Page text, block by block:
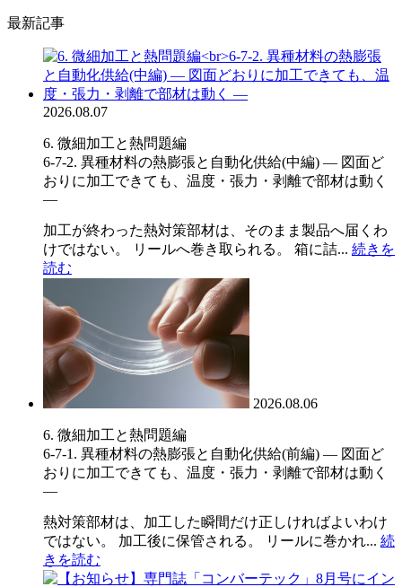
最新記事
2026.08.07
6. 微細加工と熱問題編
6-7-2. 異種材料の熱膨張と自動化供給(中編) ― 図面ど
おりに加工できても、温度・張力・剥離で部材は動く
―
加工が終わった熱対策部材は、そのまま製品へ届くわ
けではない。 リールへ巻き取られる。 箱に詰... 続きを
読む
2026.08.06
6. 微細加工と熱問題編
6-7-1. 異種材料の熱膨張と自動化供給(前編) ― 図面ど
おりに加工できても、温度・張力・剥離で部材は動く
―
熱対策部材は、加工した瞬間だけ正しければよいわけ
ではない。 加工後に保管される。 リールに巻かれ... 続
きを読む